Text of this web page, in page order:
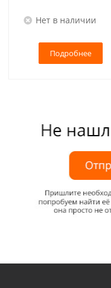
Нет в наличии
Подробнее